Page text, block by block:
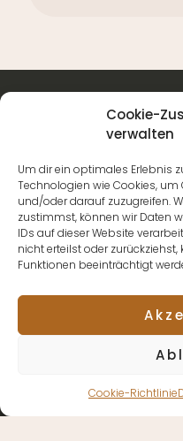
Cookie-
verwalten
Um dir ein optimales Erlebnis
Technologien wie Cookies,
und/oder darauf zuzugreifen.
zustimmst, können wir Daten
IDs auf dieser Website
nicht erteilst oder
Funktionen beeinträchtigt
Cookie-Richtlinie
Adresse
Das BootCamp GmbH
Friedrich-Ebert-Straße